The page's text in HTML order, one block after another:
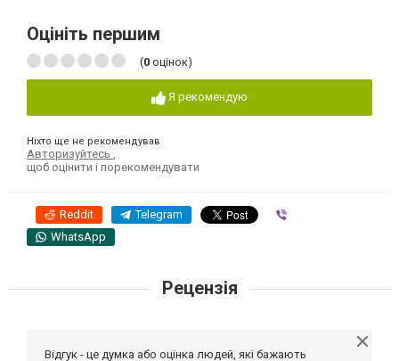
Оцініть першим
(0 оцінок)
Я рекомендую
Ніхто ще не рекомендував
Авторизуйтесь
щоб оцінити і порекомендувати
Reddit Telegram
WhatsApp
Рецензія
Відгук - це думка або оцінка людей, які бажають